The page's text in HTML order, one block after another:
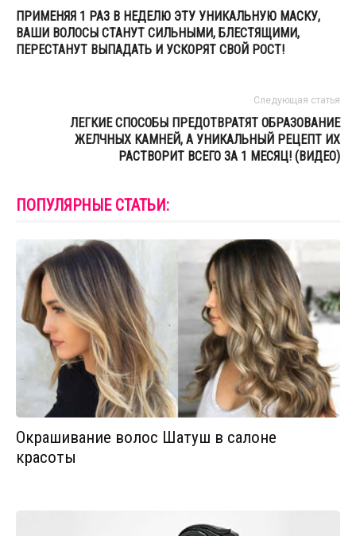
ПРИМЕНЯЯ 1 РАЗ В НЕДЕЛЮ ЭТУ УНИКАЛЬНУЮ МАСКУ,
ВАШИ ВОЛОСЫ СТАНУТ СИЛЬНЫМИ, БЛЕСТЯЩИМИ,
ПЕРЕСТАНУТ ВЫПАДАТЬ И УСКОРЯТ СВОЙ РОСТ!
Следующая статья
ЛЕГКИЕ СПОСОБЫ ПРЕДОТВРАТЯТ ОБРАЗОВАНИЕ
ЖЕЛЧНЫХ КАМНЕЙ, А УНИКАЛЬНЫЙ РЕЦЕПТ ИХ
РАСТВОРИТ ВСЕГО ЗА 1 МЕСЯЦ! (ВИДЕО)
ПОПУЛЯРНЫЕ СТАТЬИ:
Окрашивание волос Шатуш в салоне
красоты